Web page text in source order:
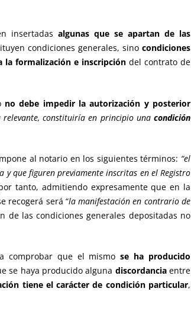
insertadasalgunas que se apartan de las
condiciones generales, sinocondiciones
la formalización e inscripción del contrato de
no debe impedir la autorización y posterior
relevante, constituiría en principio unacondición
al notario en los siguientes términos: “el
que figuren previamente inscritas en el Registro
tanto, admitiendo expresamente que en la
recogerá será “la manifestación en contrario de
de las condiciones generales depositadas no
comprobar que el mismo se ha producido
se haya producido alguna discordanciaentre
tiene el carácter de condición particular,